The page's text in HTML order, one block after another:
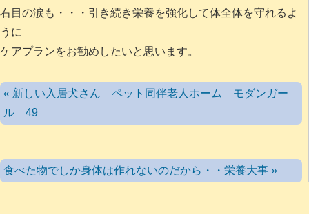
右目の涙も・・・引き続き栄養を強化して体全体を守れるよ
うに
ケアプランをお勧めしたいと思います。
« 新しい入居犬さん ペット同伴老人ホーム モダンガー
ル 49
食べた物でしか身体は作れないのだから・・栄養大事 »